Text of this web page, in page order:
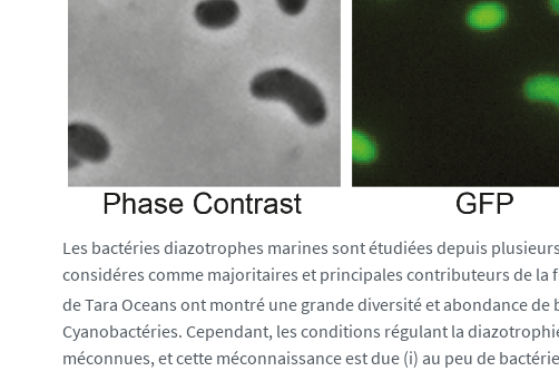
Les bactéries diazotrophes marines sont étudiées depuis
considéres comme majoritaires et principales contributeurs de la
de Tara Oceans ont montré une grande diversité et abondance
Cyanobactéries. Cependant, les conditions régulant la
méconnues, et cette méconnaissance est due (i) au peu de